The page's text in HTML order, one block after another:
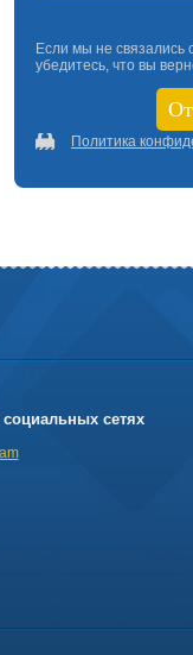
Если мы не связались
убедитесь, что вы
Политика
сетях